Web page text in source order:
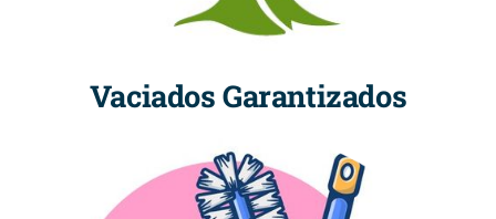
Vaciados Garantizados